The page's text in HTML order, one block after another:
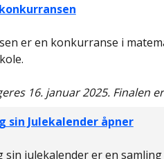
er en konkurranse i
16. januar 2025. Finalen
sin Julekalender åpner
sin julekalender er en